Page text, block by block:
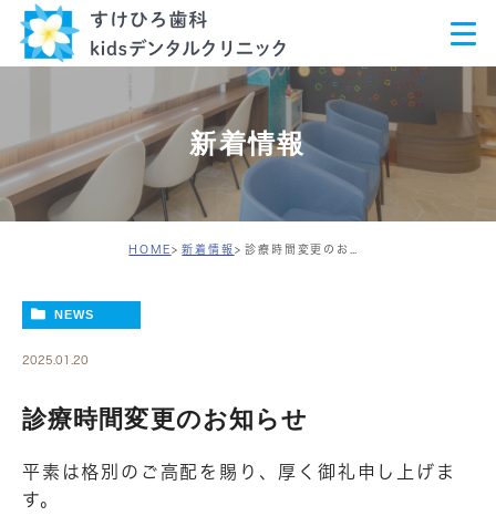
新着情報
HOME 新着情報
NEWS
2025.01.20
診療時間変更のお知らせ
平素は格別のご高配を賜り、厚く御礼申し上げま
す。